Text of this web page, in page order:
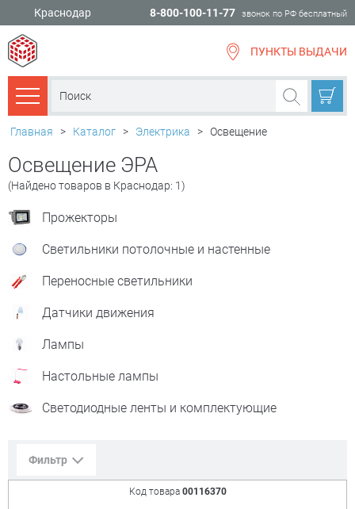
Краснодар 8-800-100-11-77 звонок по РФ бесплатный
ПУНКТЫ ВЫДАЧИ
Каталог товаров
Главная > Каталог > Электрика > Освещение
Освещение ЭРА
(Найдено товаров в Краснодар: 1)
Прожекторы
Светильники потолочные и настенные
Переносные светильники
Датчики движения
Лампы
Настольные лампы
Светодиодные ленты и комплектующие
Фильтр
Код товара 00116370